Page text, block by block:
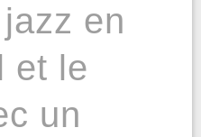
en
et le
un